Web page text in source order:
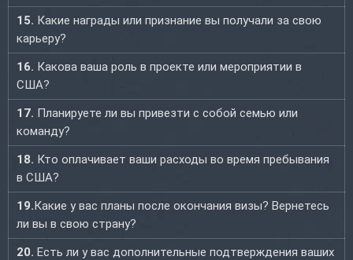
15. Какие награды или признание вы получали за свою
карьеру?
16. Какова ваша роль в проекте или мероприятии в
США?
17. Планируете ли вы привезти с собой семью или
команду?
18. Кто оплачивает ваши расходы во время пребывания
в США?
19.Какие у вас планы после окончания визы? Вернетесь
ли вы в свою страну?
20. Есть ли у вас дополнительные подтверждения ваших